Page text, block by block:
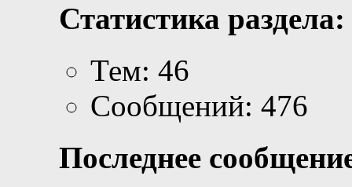
Статистика раздела:
Тем: 46
Сообщений: 476
Последнее